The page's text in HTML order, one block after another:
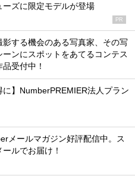
ーズに限定モデルが登場
PR
影する機会のある写真家、その写
ンにスポットをあてるコンテス
受付中！
に】NumberPREMIER法人プラン
メールマガジン好評配信中。ス
ルでお届け！